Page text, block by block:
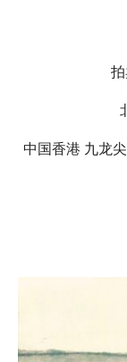
中国香港 九龙